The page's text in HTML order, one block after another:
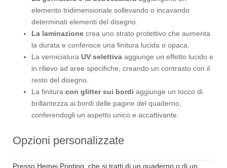
elemento tridimensionale sollevando o incavando
determinati elementi del disegno.
La laminazionecrea uno strato protettivo che aumenta
la durata e conferisce una finitura lucida o opaca.
La verniciatura UV selettivaaggiunge un effetto lucido e
in rilievo ad aree specifiche, creando un contrasto con il
resto del disegno.
La finitura con glitter sui bordi aggiunge un tocco di
brillantezza ai bordi delle pagine del quaderno,
conferendogli un aspetto unico e accattivante.
Opzioni personalizzate
Presso Hemei Printing, che si tratti di un quaderno o di un